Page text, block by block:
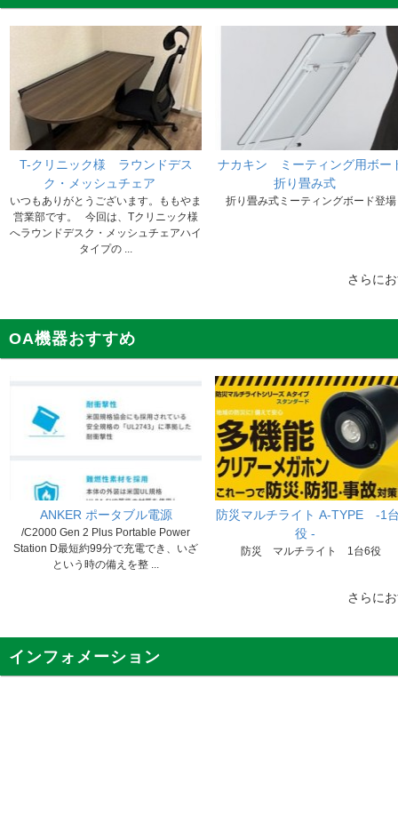
T-クリニック様 ラウンドデス
ク・メッシュチェア
いつもありがとうございます。ももやま
営業部です。 今回は、Tクリニック様
へラウンドデスク・メッシュチェアハイ
タイプの ...
ナカキン ミーティング用ボー
折り畳み式
折り畳み式ミーティングボード登場
さらに
OA機器おすすめ
ANKER ポータブル電源
/C2000 Gen 2 Plus Portable Power
Station D最短約99分で充電でき、いざ
という時の備えを整 ...
防災マルチライト A-TYPE -1
役 -
防災 マルチライト 1台6役
さらに
インフォメーション